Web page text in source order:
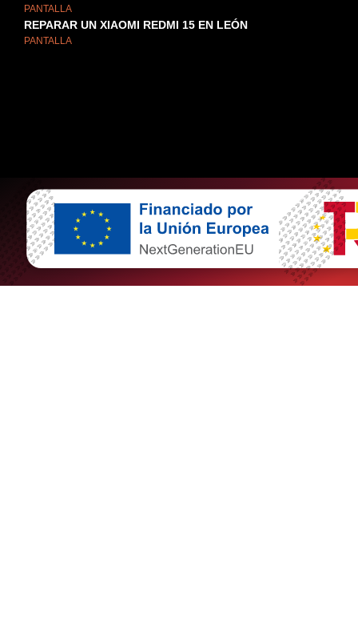
PANTALLA
REPARAR UN XIAOMI REDMI 15 EN LEÓN
PANTALLA